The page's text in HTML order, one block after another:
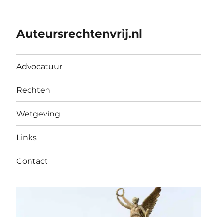
Auteursrechtenvrij.nl
Advocatuur
Rechten
Wetgeving
Links
Contact